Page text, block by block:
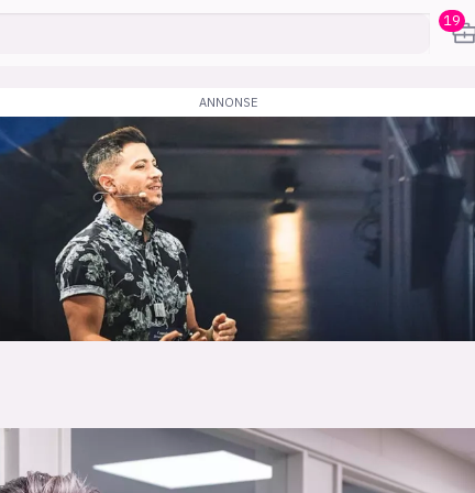
19
karriere
frontend backend